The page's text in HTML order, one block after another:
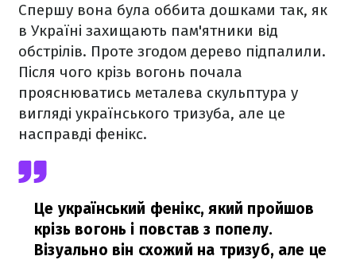
Спершу вона була оббита дошками так, як
в Україні захищають пам'ятники від
обстрілів. Проте згодом дерево підпалили.
Після чого крізь вогонь почала
прояснюватись металева скульптура у
вигляді українського тризуба, але це
насправді фенікс.
Це український фенікс, який пройшов
крізь вогонь і повстав з попелу.
Візуально він схожий на тризуб, але це